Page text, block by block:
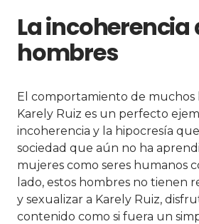
La incoherencia
hombres
El comportamiento de muchos
Karely Ruiz es un perfecto
incoherencia y la hipocresía
sociedad que aún no ha
mujeres como seres humanos
lado, estos hombres no tienen
y sexualizar a Karely Ruiz,
contenido como si fuera un